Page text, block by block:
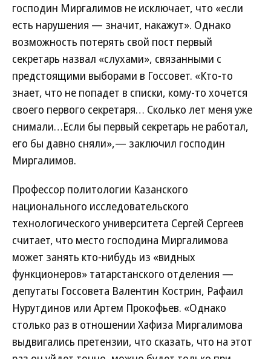
господин Миргалимов не исключает, что «если
есть нарушения — значит, накажут». Однако
возможность потерять свой пост первый
секретарь назвал «слухами», связанными с
предстоящими выборами в Госсовет. «Кто-то
знает, что не попадет в списки, кому-то хочется
своего первого секретаря… Сколько лет меня уже
снимали…Если бы первый секретарь не работал,
его бы давно сняли»,— заключил господин
Миргалимов.
Профессор политологии Казанского
национального исследовательского
технологического университета Сергей Сергеев
считает, что место господина Миргалимова
может занять кто-нибудь из «видных
функционеров» татарстанского отделения —
депутаты Госсовета Валентин Кострин, Рафаил
Нурутдинов или Артем Прокофьев. «Однако
столько раз в отношении Хафиза Миргалимова
выдвигались претензии, что сказать, что на этот